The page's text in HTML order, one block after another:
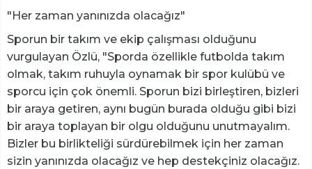
"Her zaman yanınızda olacağız"
Sporun bir takım ve ekip çalışması olduğunu
vurgulayan Özlü, "Sporda özellikle futbolda takım
olmak, takım ruhuyla oynamak bir spor kulübü ve
sporcu için çok önemli. Sporun bizi birleştiren, bizleri
bir araya getiren, aynı bugün burada olduğu gibi bizi
bir araya toplayan bir olgu olduğunu unutmayalım.
Bizler bu birlikteliği sürdürebilmek için her zaman
sizin yanınızda olacağız ve hep destekçiniz olacağız.